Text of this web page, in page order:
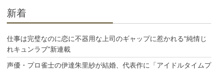
新着
仕事は完璧なのに恋に不器用な上司のギャップに惹かれる“純情じ
れキュンラブ”新連載
声優・プロ雀士の伊達朱里紗が結婚、代表作に「アイドルタイムプ